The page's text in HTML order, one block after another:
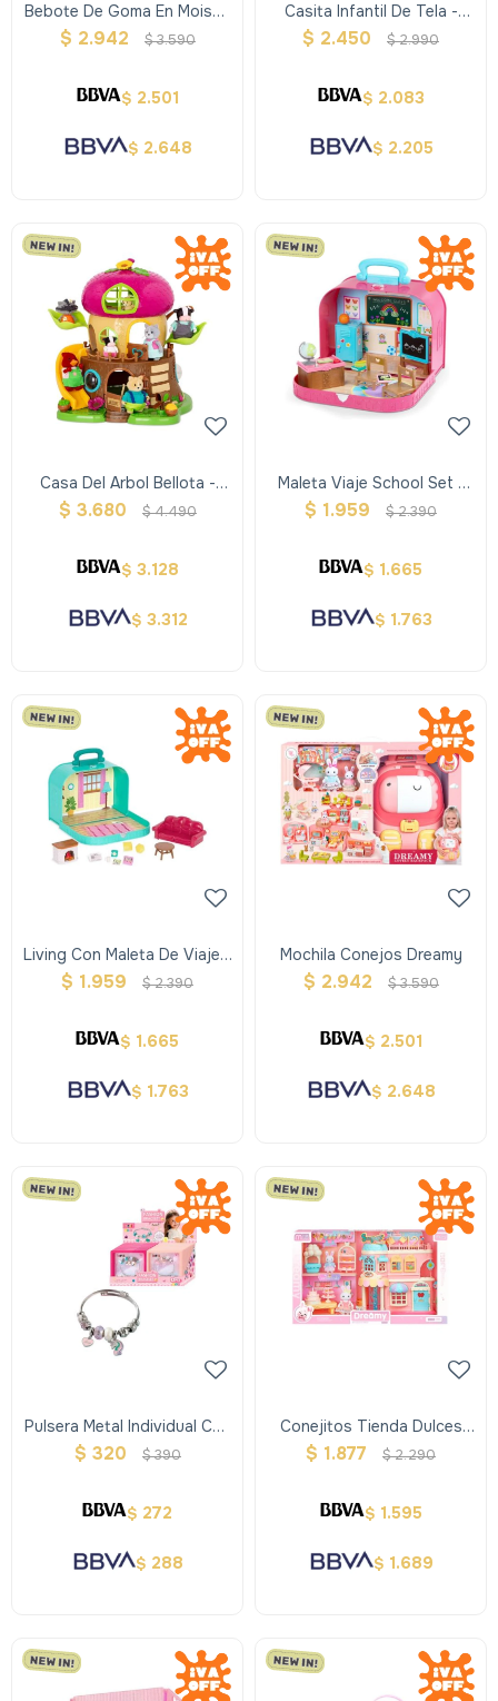
Bebote De Goma En Moises
38 Cm Con Conejito Beige
$ 2.942 $3.590
$ 2.501
$ 2.648
Casita Infantil De Tela -
Rosada
$ 2.450 $2.990
$ 2.083
$ 2.205
Casa Del Arbol Bellota -
Woodzeez
$ 3.680 $4.490
$ 3.128
$ 3.312
Maleta Viaje School Set -
Woodzeez
$ 1.959 $2.390
$ 1.665
$ 1.763
Living Con Maleta De Viaje -
Woodzeez
$ 1.959 $2.390
$ 1.665
$ 1.763
Mochila Conejos Dreamy
$ 2.942 $3.590
$ 2.501
$ 2.648
Pulsera Metal Individual Con
Dijes
$ 320 $390
$ 272
$ 288
Conejitos Tienda Dulces
Dreamy
$ 1.877 $2.290
$ 1.595
$ 1.689